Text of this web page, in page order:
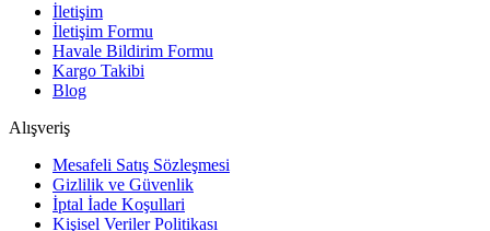
İletişim
İletişim Formu
Havale Bildirim Formu
Kargo Takibi
Blog
Alışveriş
Mesafeli Satış Sözleşmesi
Gizlilik ve Güvenlik
İptal İade Koşullari
Kişisel Veriler Politikası